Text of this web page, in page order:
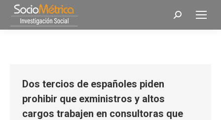
Buscar:
Dos tercios de españoles piden
prohibir que exministros y altos
cargos trabajen en consultoras que